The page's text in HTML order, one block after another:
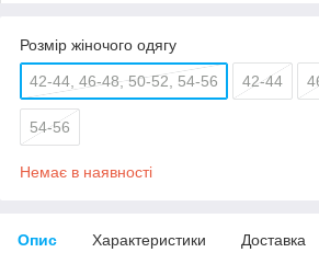
Розмір жіночого одягу
42-44, 46-48, 50-52, 54-56 42-44
54-56
Немає в наявності
Опис Характеристики Доставка